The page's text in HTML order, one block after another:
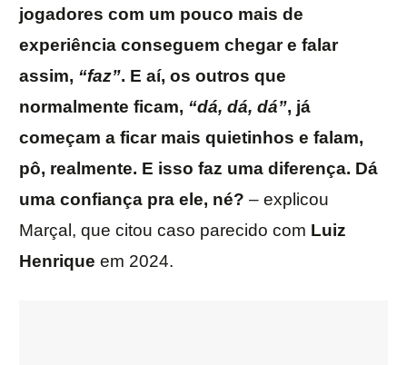
jogadores com um pouco mais de
experiência conseguem chegar e falar
assim, “faz”. E aí, os outros que
normalmente ficam, “dá, dá, dá”, já
começam a ficar mais quietinhos e falam,
pô, realmente. E isso faz uma diferença. Dá
uma confiança pra ele, né? – explicou
Marçal, que citou caso parecido com Luiz
Henrique em 2024.